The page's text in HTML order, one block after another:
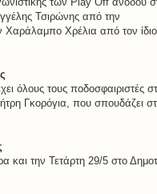
Τσιρώνης από την
Χαράλαμπο Χρέλια από τον ίδιο
όλους τους ποδοσφαιριστές
Γκορόγια, που σπουδάζει
και την Τετάρτη 29/5 στο